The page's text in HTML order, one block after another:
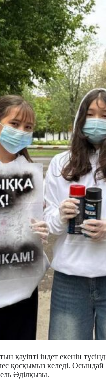
қауіпті індет екенін
қосқымыз келеді.
Әділқызы.